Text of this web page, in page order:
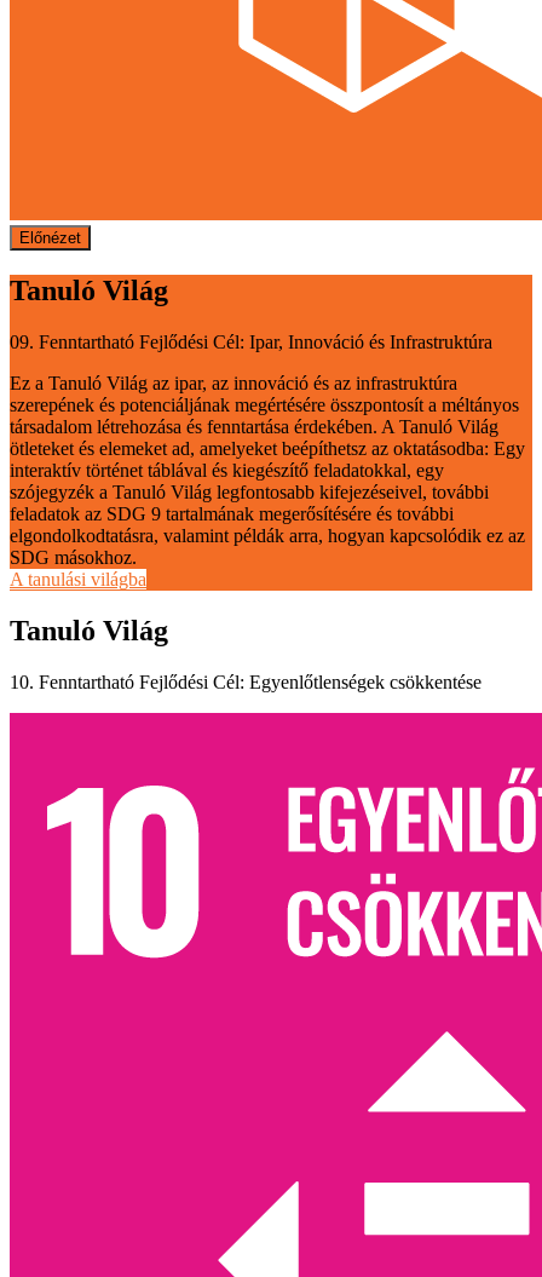
Előnézet
Tanuló Világ
09. Fenntartható Fejlődési Cél: Ipar, Innováció és Infrastruktúra
Ez a Tanuló Világ az ipar, az innováció és az infrastruktúra
szerepének és potenciáljának megértésére összpontosít a méltányos
társadalom létrehozása és fenntartása érdekében. A Tanuló Világ
ötleteket és elemeket ad, amelyeket beépíthetsz az oktatásodba: Egy
interaktív történet táblával és kiegészítő feladatokkal, egy
szójegyzék a Tanuló Világ legfontosabb kifejezéseivel, további
feladatok az SDG 9 tartalmának megerősítésére és további
elgondolkodtatásra, valamint példák arra, hogyan kapcsolódik ez az
SDG másokhoz.
A tanulási világba
Tanuló Világ
10. Fenntartható Fejlődési Cél: Egyenlőtlenségek csökkentése